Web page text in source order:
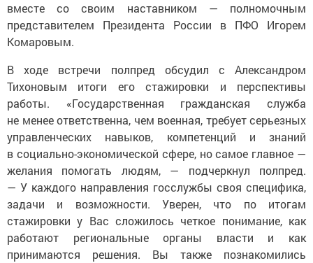
вместе со своим наставником — полномочным
представителем Президента России в ПФО Игорем
Комаровым.
В ходе встречи полпред обсудил с Александром
Тихоновым итоги его стажировки и перспективы
работы. «Государственная гражданская служба
не менее ответственна, чем военная, требует серьезных
управленческих навыков, компетенций и знаний
в социально-экономической сфере, но самое главное —
желания помогать людям, — подчеркнул полпред.
— У каждого направления госслужбы своя специфика,
задачи и возможности. Уверен, что по итогам
стажировки у Вас сложилось четкое понимание, как
работают региональные органы власти и как
принимаются решения. Вы также познакомились